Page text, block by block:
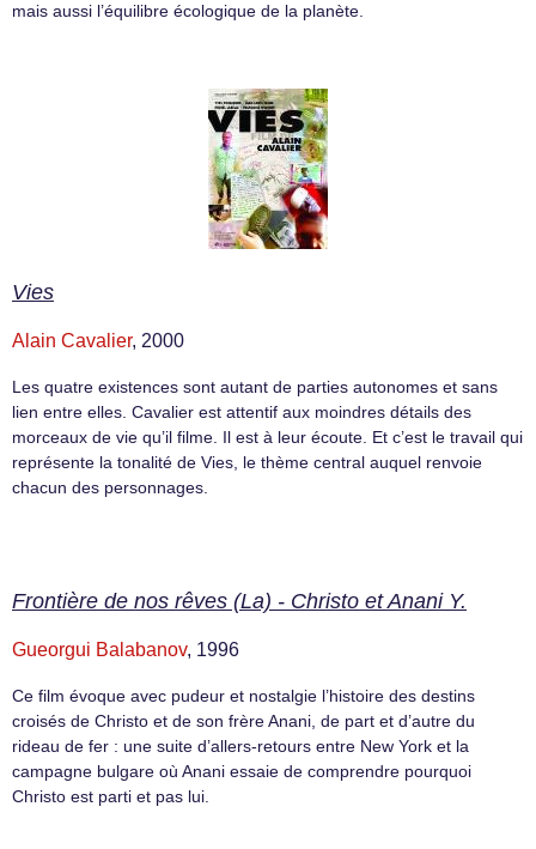
mais aussi l’équilibre écologique de la planète.
Vies
Alain Cavalier, 2000
Les quatre existences sont autant de parties autonomes et sans
lien entre elles. Cavalier est attentif aux moindres détails des
morceaux de vie qu’il filme. Il est à leur écoute. Et c’est le travail qui
représente la tonalité de Vies, le thème central auquel renvoie
chacun des personnages.
Frontière de nos rêves (La) - Christo et Anani Y.
Gueorgui Balabanov, 1996
Ce film évoque avec pudeur et nostalgie l’histoire des destins
croisés de Christo et de son frère Anani, de part et d’autre du
rideau de fer : une suite d’allers-retours entre New York et la
campagne bulgare où Anani essaie de comprendre pourquoi
Christo est parti et pas lui.